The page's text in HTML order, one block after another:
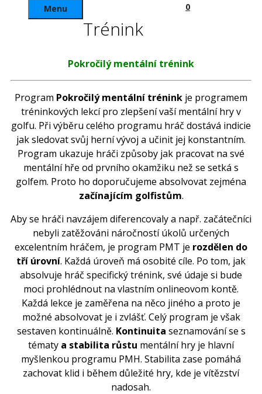
0
Menu
Trénink
Pokročilý mentální trénink
Program Pokročilý mentální trénink je programem
tréninkových lekcí pro zlepšení vaší mentální hryv
golfu. Při výběru celého programu hráč dostává indicie
jak sledovatsvůj hernívývoj a učinit jej konstantním.
Program ukazuje hráči způsoby jak pracovat na své
mentální hře od prvního okamžiku než se setká s
golfem. Proto ho doporučujeme absolvovat zejména
začínajícím golfistům.
Abyse hráči navzájem diferencovalya např. začátečníci
nebyli zatěžováni náročností úkolů určených
excelentním hráčem, je program PMT je rozdělen do
tří úrovní. Každá úroveň má osobité cíle. Po tom, jak
absolvuje hráč specifickýtrénink, své údaje si bude
moci prohlédnout na vlastním onlineovom kontě.
Každá lekce je zaměřena na něco jiného a proto je
možné absolvovat je i zvlášť. Celý program je však
sestaven kontinuálně. Kontinuita seznamování se s
tématy a stabilita růstu mentální hry je hlavní
myšlenkou programu PMH. Stabilita zase pomáhá
zachovat klid i během důležité hry, kde je vítězství
nadosah.